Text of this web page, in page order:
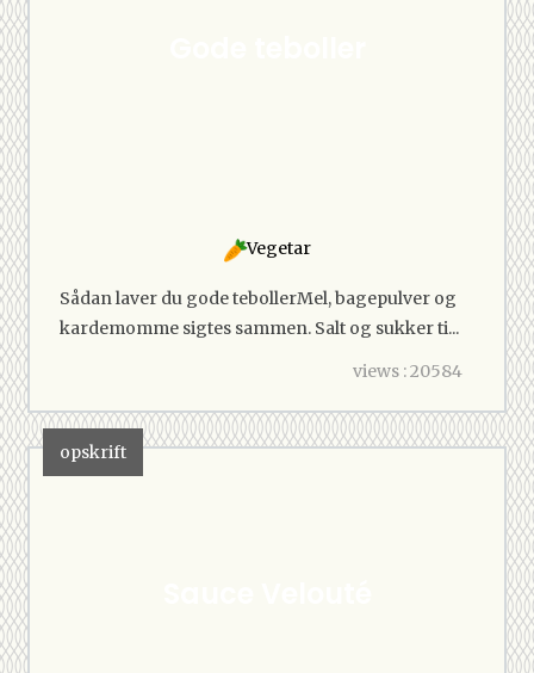
Vegetar
Sådan laver du gode tebollerMel, bagepulver og
kardemomme sigtes sammen. Salt og sukker ti...
views : 20584
opskrift